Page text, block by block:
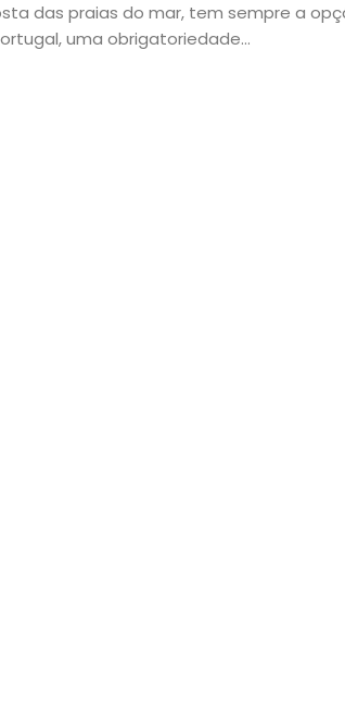
das praias do mar, tem sempre a
uma obrigatoriedade...